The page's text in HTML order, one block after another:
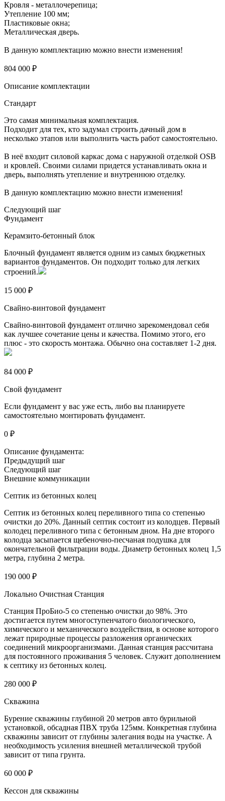
Кровля - металлочерепица;
Утепление 100 мм;
Пластиковые окна;
Металлическая дверь.
В данную комплектацию можно внести изменения!
804 000 ₽
Описание комплектации
Стандарт
Это самая минимальная комплектация.
Подходит для тех, кто задумал строить дачный дом в
несколько этапов или выполнить часть работ самостоятельно.
В неё входит силовой каркас дома с наружной отделкой OSB
и кровлей. Своими силами придется устанавливать окна и
дверь, выполнять утепление и внутреннюю отделку.
В данную комплектацию можно внести изменения!
Следующий шаг
Фундамент
Керамзито-бетонный блок
Блочный фундамент является одним из самых бюджетных
вариантов фундаментов. Он подходит только для легких
строений.
15 000 ₽
Свайно-винтовой фундамент
Свайно-винтовой фундамент отлично зарекомендовал себя
как лучшее сочетание цены и качества. Помимо этого, его
плюс - это скорость монтажа. Обычно она составляет 1-2 дня.
84 000 ₽
Свой фундамент
Если фундамент у вас уже есть, либо вы планируете
самостоятельно монтировать фундамент.
0 ₽
Описание фундамента:
Предыдущий шаг
Следующий шаг
Внешние коммуникации
Септик из бетонных колец
Септик из бетонных колец переливного типа со степенью
очистки до 20%. Данный септик состоит из колодцев. Первый
колодец переливного типа с бетонным дном. На дне второго
колодца засыпается щебеночно-песчаная подушка для
окончательной фильтрации воды. Диаметр бетонных колец 1,5
метра, глубина 2 метра.
190 000 ₽
Локально Очистная Станция
Станция ПроБио-5 со степенью очистки до 98%. Это
достигается путем многоступенчатого биологического,
химического и механического воздействия, в основе которого
лежат природные процессы разложения органических
соединений микроорганизмами. Данная станция рассчитана
для постоянного проживания 5 человек. Служит дополнением
к септику из бетонных колец.
280 000 ₽
Скважина
Бурение скважины глубиной 20 метров авто бурильной
установкой, обсадная ПВХ труба 125мм. Конкретная глубина
скважины зависит от глубины залегания воды на участке. А
необходимость усиления внешней металлической трубой
зависит от типа грунта.
60 000 ₽
Кессон для скважины